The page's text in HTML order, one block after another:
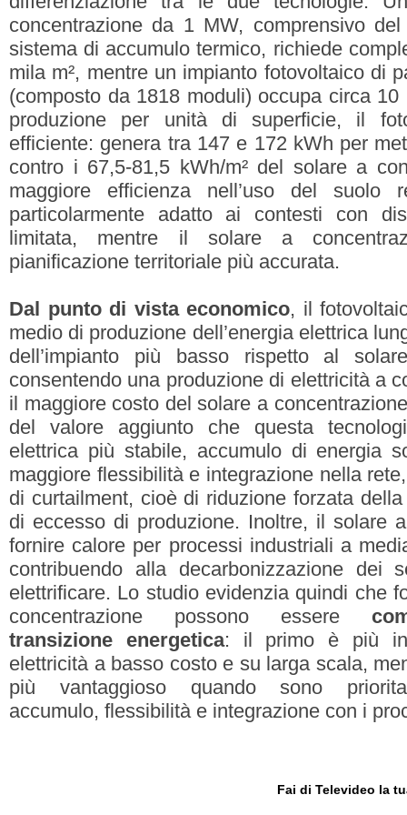
concentrazione da 1 MW, comprensivo
sistema di accumulo termico, richiede
mila m², mentre un impianto fotovoltaico di
(composto da 1818 moduli) occupa circa 10
produzione per unità di superficie, il
efficiente: genera tra 147 e 172 kWh per
contro i 67,5-81,5 kWh/m² del solare a
maggiore efficienza nell’uso del suolo
particolarmente adatto ai contesti con
limitata, mentre il solare a
pianificazione territoriale più accurata.
Dal punto di vista economico, il
medio di produzione dell’energia elettrica
dell’impianto più basso rispetto al
consentendo una produzione di elettricità a
il maggiore costo del solare a
del valore aggiunto che questa
elettrica più stabile, accumulo di energia
maggiore flessibilità e integrazione nella
di curtailment, cioè di riduzione forzata
di eccesso di produzione. Inoltre, il solare
fornire calore per processi industriali a
contribuendo alla decarbonizzazione dei
elettrificare. Lo studio evidenzia quindi che
concentrazione possono essere
transizione energetica: il primo è più
elettricità a basso costo e su larga scala,
più vantaggioso quando sono
accumulo, flessibilità e integrazione con i
Fai di Televideo la